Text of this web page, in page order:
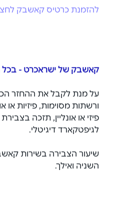
להזמנת כרטיס קאשבק לחצו
קאשבק של ישראכרט - בכל
על מנת לקבל את ההחזר
ורשתות מסוימות, פיזיות
פיזי או אונליין, תזכה
לגיפטקארד דיגיטלי.
השניה ואילך.